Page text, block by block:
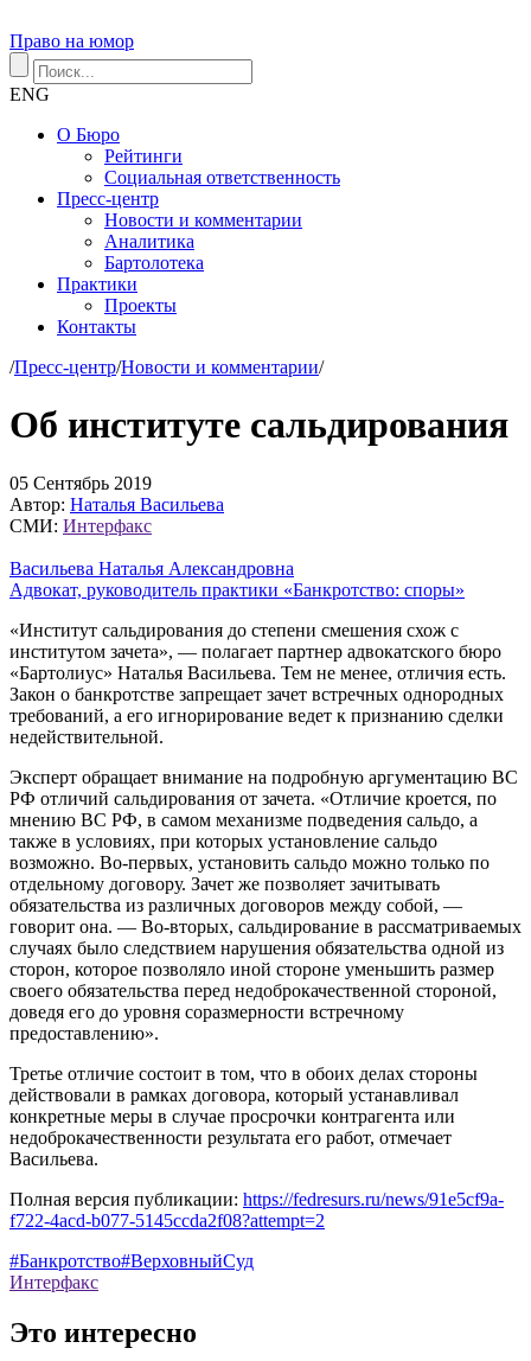
Право на юмор
ENG
О Бюро
Рейтинги
Социальная ответственность
Пресс-центр
Новости и комментарии
Аналитика
Бартолотека
Практики
Проекты
Контакты
/Пресс-центр/Новости и комментарии/
Об институте сальдирования
05 Сентябрь 2019
Автор: Наталья Васильева
СМИ: Интерфакс
Васильева Наталья Александровна
Адвокат, руководитель практики «Банкротство: споры»
«Институт сальдирования до степени смешения схож с
институтом зачета», — полагает партнер адвокатского бюро
«Бартолиус» Наталья Васильева. Тем не менее, отличия есть.
Закон о банкротстве запрещает зачет встречных однородных
требований, а его игнорирование ведет к признанию сделки
недействительной.
Эксперт обращает внимание на подробную аргументацию ВС
РФ отличий сальдирования от зачета. «Отличие кроется, по
мнению ВС РФ, в самом механизме подведения сальдо, а
также в условиях, при которых установление сальдо
возможно. Во-первых, установить сальдо можно только по
отдельному договору. Зачет же позволяет зачитывать
обязательства из различных договоров между собой, —
говорит она. — Во-вторых, сальдирование в рассматриваемых
случаях было следствием нарушения обязательства одной из
сторон, которое позволяло иной стороне уменьшить размер
своего обязательства перед недоброкачественной стороной,
доведя его до уровня соразмерности встречному
предоставлению».
Третье отличие состоит в том, что в обоих делах стороны
действовали в рамках договора, который устанавливал
конкретные меры в случае просрочки контрагента или
недоброкачественности результата его работ, отмечает
Васильева.
Полная версия публикации: https://fedresurs.ru/news/91e5cf9a-
f722-4acd-b077-5145ccda2f08?attempt=2
#Банкротство#ВерховныйСуд
Интерфакс
Это интересно